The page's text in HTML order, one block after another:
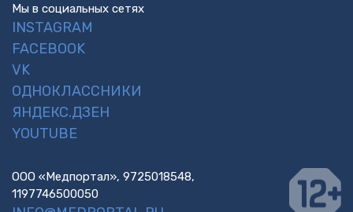
Мы в социальных сетях
INSTAGRAM
FACEBOOK
VK
ОДНОКЛАССНИКИ
ЯНДЕКС.ДЗЕН
YOUTUBE
ООО «Медпортал», 9725018548,
1197746500050